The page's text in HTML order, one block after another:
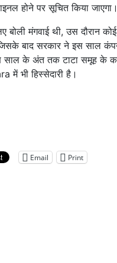
होने पर सूचित किया जाएगा।
मंगवाई थी, उस दौरान
बाद सरकार ने इस साल
के अंत तक टाटा समूह के
भी हिस्सेदारी है।
Email Print